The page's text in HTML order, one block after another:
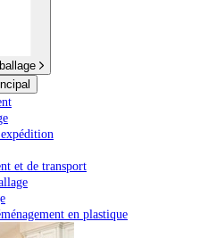
et de transport
en plastique